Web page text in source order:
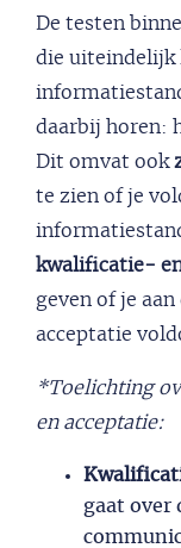
De testen
die uiteindelijk
daarbij horen:
Dit omvat ook
te zien of je
kwalificatie-
geven of je
acceptatie
*Toelichting
en acceptatie:
gaat over